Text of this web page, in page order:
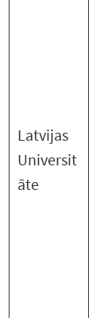
Latvijas
Universit
āte